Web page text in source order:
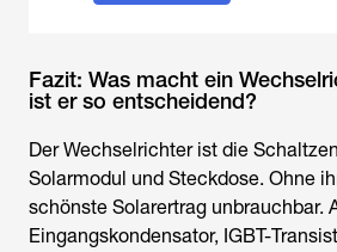
Fazit: Was macht ein
ist er so entscheidend?
Der Wechselrichter ist die
Solarmodul und Steckdose. Ohne
schönste Solarertrag unbrauchbar.
Eingangskondensator, IGBT-